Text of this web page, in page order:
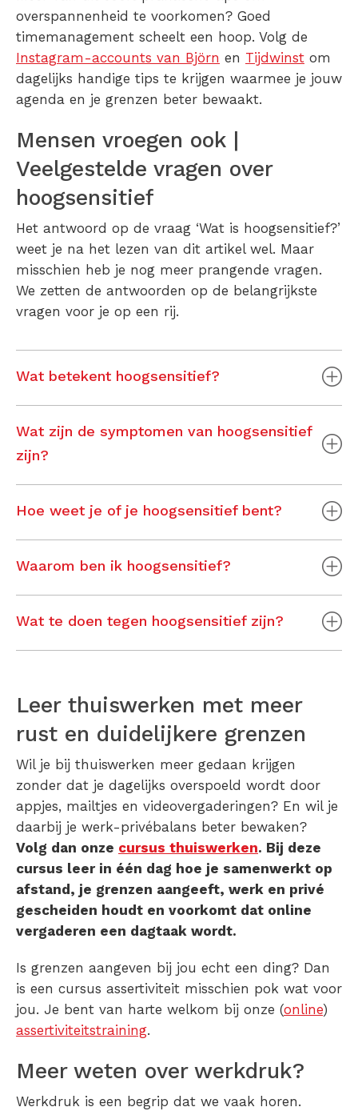
overspannenheid te voorkomen? Goed
timemanagement scheelt een hoop. Volg de
Instagram-accounts van Björn en Tijdwinst om
dagelijks handige tips te krijgen waarmee je jouw
agenda en je grenzen beter bewaakt.
Mensen vroegen ook |
Veelgestelde vragen over
hoogsensitief
Het antwoord op de vraag ‘Wat is hoogsensitief?’
weet je na het lezen van dit artikel wel. Maar
misschien heb je nog meer prangende vragen.
We zetten de antwoorden op de belangrijkste
vragen voor je op een rij.
Wat betekent hoogsensitief?
Wat zijn de symptomen van hoogsensitief
zijn?
Hoe weet je of je hoogsensitief bent?
Waarom ben ik hoogsensitief?
Wat te doen tegen hoogsensitief zijn?
Leer thuiswerken met meer
rust en duidelijkere grenzen
Wil je bij thuiswerken meer gedaan krijgen
zonder dat je dagelijks overspoeld wordt door
appjes, mailtjes en videovergaderingen? En wil je
daarbij je werk-privébalans beter bewaken?
Volg dan onze cursus thuiswerken. Bij deze
cursus leer in één dag hoe je samenwerkt op
afstand, je grenzen aangeeft, werk en privé
gescheiden houdt en voorkomt dat online
vergaderen een dagtaak wordt.
Is grenzen aangeven bij jou echt een ding? Dan
is een cursus assertiviteit misschien pok wat voor
jou. Je bent van harte welkom bij onze (online)
assertiviteitstraining.
Meer weten over werkdruk?
Werkdruk is een begrip dat we vaak horen.